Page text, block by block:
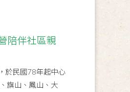
陪伴社區親
於民國78年起中心
旗山、鳳山、大